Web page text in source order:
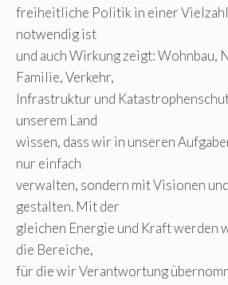
freiheitliche Politik in einer
notwendig ist
und auch Wirkung zeigt: Wohnbau,
Familie, Verkehr,
Infrastruktur und
unserem Land
wissen, dass wir in unseren
nur einfach
verwalten, sondern mit Visionen
gestalten. Mit der
gleichen Energie und Kraft werden
die Bereiche,
für die wir Verantwortung